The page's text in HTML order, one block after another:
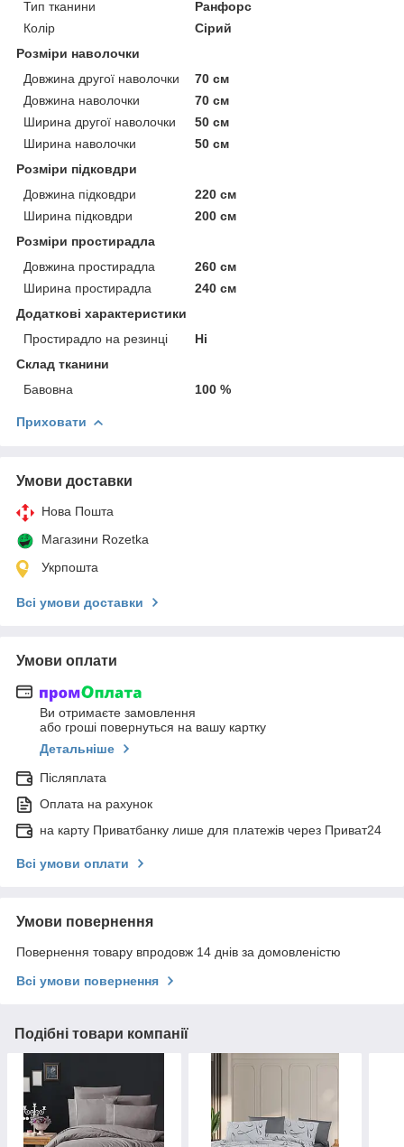
Тип тканини
Ранфорс
Колір
Сірий
Розміри наволочки
Довжина другої наволочки
70 см
Довжина наволочки
70 см
Ширина другої наволочки
50 см
Ширина наволочки
50 см
Розміри підковдри
Довжина підковдри
220 см
Ширина підковдри
200 см
Розміри простирадла
Довжина простирадла
260 см
Ширина простирадла
240 см
Додаткові характеристики
Простирадло на резинці
Ні
Склад тканини
Бавовна
100 %
Приховати
Умови доставки
Нова Пошта
Магазини Rozetka
Укрпошта
Всі умови доставки
Умови оплати
Ви отримаєте замовлення
або гроші повернуться на вашу картку
Детальніше
Післяплата
Оплата на рахунок
на карту Приватбанку лише для платежів через Приват24
Всі умови оплати
Умови повернення
Повернення товару впродовж 14 днів за домовленістю
Всі умови повернення
Подібні товари компанії